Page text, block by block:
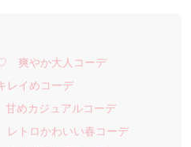
爽やか大人コーデ
レイめコーデ
めカジュアルコーデ
トロかわいい春コーデ